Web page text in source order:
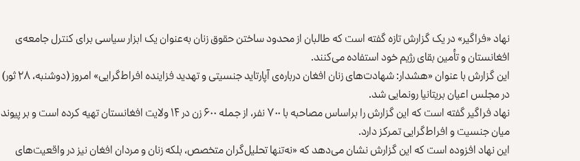
نهاد «فراگیر» در یک گزارش تازه گفته است که طالبان از محدود ساختن حقوق زنان به‌عنوان یک ابزار سیاسی برای کنترل جامعه‌ی
افغانستان و تأمین بقای رژیم خود استفاده می‌کنند.
این گزارش با عنوان «هشدار: شهادت‌های زنان افغان درباره‌ی آپارتاید جنسیتی و تهدید فزاینده افراط‌گرایی» امروز (دوشنبه، ۲۸ ثور)
در مجلس اعیان بریتانیا رونمایی شد.
نهاد فراگیر گفته است که این گزارش را براساس مصاحبه با ۷۰۰ نفر، از جمله ۶۰۰ زن در ۱۴ ولایت افغانستان تهیه کرده است و بر پیوند
میان جنسیت و افراط‌گرایی تمرکز دارد.
این نهاد افزوده است که این گزارش نشان می‌دهد که «نه‌تنها تحلیل‌گران متخصص، بلکه زنان و مردان افغان نیز در واقعیت‌های